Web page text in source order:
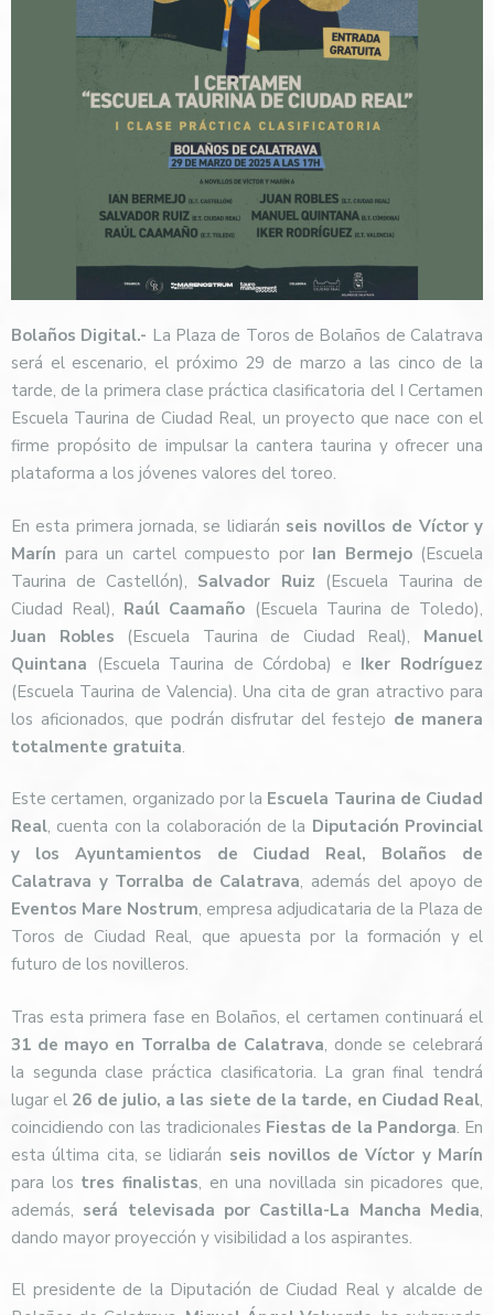
Bolaños Digital.- La Plaza de Toros de Bolaños de Calatrava
será el escenario, el próximo 29 de marzo a las cinco de la
tarde, de la primera clase práctica clasificatoria del I Certamen
Escuela Taurina de Ciudad Real, un proyecto que nace con el
firme propósito de impulsar la cantera taurina y ofrecer una
plataforma a los jóvenes valores del toreo.
En esta primera jornada, se lidiarán seis novillos de Víctor y
Marín para un cartel compuesto por Ian Bermejo(Escuela
Taurina de Castellón), Salvador Ruiz (Escuela Taurina de
Ciudad Real), Raúl Caamaño (Escuela Taurina de Toledo),
Juan Robles (Escuela Taurina de Ciudad Real), Manuel
Quintana (Escuela Taurina de Córdoba) e Iker Rodríguez
(Escuela Taurina de Valencia). Una cita de gran atractivo para
los aficionados, que podrán disfrutar del festejo de manera
totalmente gratuita.
Este certamen, organizado por la Escuela Taurina de Ciudad
Real, cuenta con la colaboración de la Diputación Provincial
y los Ayuntamientos de Ciudad Real, Bolaños de
Calatrava y Torralba de Calatrava, además del apoyo de
Eventos Mare Nostrum, empresa adjudicataria de la Plaza de
Toros de Ciudad Real, que apuesta por la formación y el
futuro de los novilleros.
Tras esta primera fase en Bolaños, el certamen continuará el
31 de mayo en Torralba de Calatrava, donde se celebrará
la segunda clase práctica clasificatoria. La gran final tendrá
lugar el 26 de julio, a las siete de la tarde, en Ciudad Real,
coincidiendo con las tradicionales Fiestas de la Pandorga. En
esta última cita, se lidiarán seis novillos de Víctor y Marín
para los tres finalistas, en una novillada sin picadores que,
además, será televisada por Castilla-La Mancha Media,
dando mayor proyección y visibilidad a los aspirantes.
El presidente de la Diputación de Ciudad Real y alcalde de